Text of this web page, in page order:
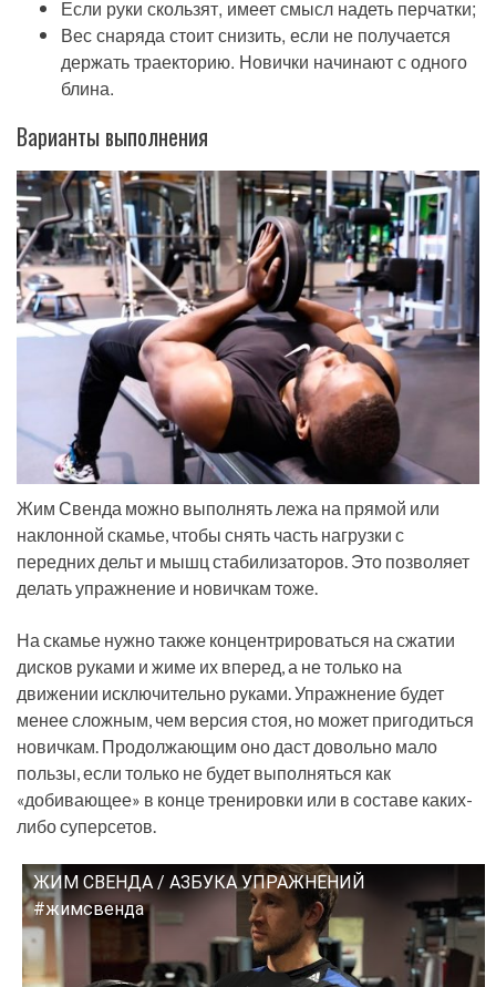
Если руки скользят, имеет смысл надеть перчатки;
Вес снаряда стоит снизить, если не получается
держать траекторию. Новички начинают с одного
блина.
Варианты выполнения
Жим Свенда можно выполнять лежа на прямой или
наклонной скамье, чтобы снять часть нагрузки с
передних дельт и мышц стабилизаторов. Это позволяет
делать упражнение и новичкам тоже.
На скамье нужно также концентрироваться на сжатии
дисков руками и жиме их вперед, а не только на
движении исключительно руками. Упражнение будет
менее сложным, чем версия стоя, но может пригодиться
новичкам. Продолжающим оно даст довольно мало
пользы, если только не будет выполняться как
«добивающее» в конце тренировки или в составе каких-
либо суперсетов.
ЖИМ СВЕНДА / АЗБУКА УПРАЖНЕНИЙ
#жимсвенда
Смотрите это видео на YouTube